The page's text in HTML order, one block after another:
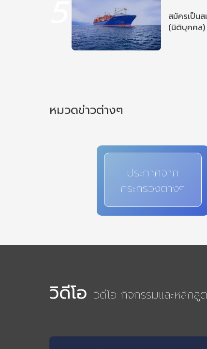
สมัครเป็น
(นิติบุคคล)
หมวดข่าวต่างๆ
ประกาศจาก
กระทรวงต่างๆ
วิดีโอ วิดีโอ กิจกรรมและหลัก